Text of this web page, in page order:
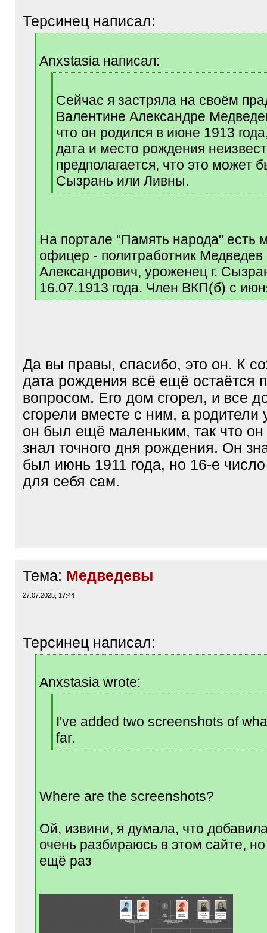
Терсинец написал:
]Anxstasia написал:
]Сейчас я застряла на своём
Валентине Александре
что он родился в июне 1913
дата и место рождения
предполагается, что это может
Сызрань или Ливны.
[
На портале "Память народа" есть
офицер - политработник
Александрович, уроженец г.
16.07.1913 года. Член ВКП(б) с
[
Да вы правы, спасибо, это он. К
дата рождения всё ещё остаётся
вопросом. Его дом сгорел, и все
сгорели вместе с ним, а родители
он был ещё маленьким, так что он
знал точного дня рождения. Он
был июнь 1911 года, но 16-е
для себя сам.
Тема: Медведевы
27.07.2025, 17:44
Терсинец написал:
]Anxstasia wrote:
I've added two screenshots of
far.
[
Where are the screenshots?
Ой, извини, я думала, что
очень разбираюсь в этом сайте,
ещё раз